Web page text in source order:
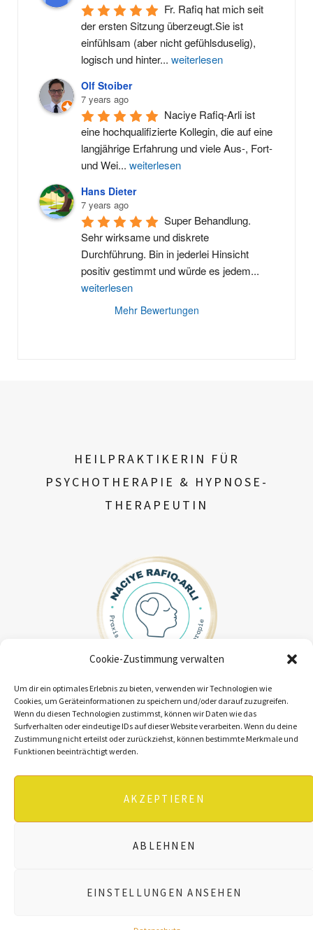
Cookie-Zustimmung verwalten
Um dir ein optimales Erlebnis zu bieten, verwenden wir Technologien wie
Cookies, um Geräteinformationen zu speichern und/oder darauf zuzugreifen.
Wenn du diesen Technologien zustimmst, können wir Daten wie das
Surfverhalten oder eindeutige IDs auf dieser Website verarbeiten. Wenn du deine
Zustimmung nicht erteilst oder zurückziehst, können bestimmte Merkmale und
Funktionen beeinträchtigt werden.
AKZEPTIEREN
ABLEHNEN
EINSTELLUNGEN ANSEHEN
Fr. Rafiq hat mich seit
der ersten Sitzung überzeugt.Sie ist
einfühlsam (aber nicht gefühlsduselig),
logisch und hinter... weiterlesen
Olf Stoiber
7 years ago
Naciye Rafiq-Arli ist
eine hochqualifizierte Kollegin, die auf eine
langjährige Erfahrung und viele Aus-, Fort-
und Wei... weiterlesen
Hans Dieter
7 years ago
Super Behandlung.
Sehr wirksame und diskrete
Durchführung. Bin in jederlei Hinsicht
positiv gestimmt und würde es jedem...
weiterlesen
Mehr Bewertungen
HEILPRAKTIKERIN FÜR
PSYCHOTHERAPIE & HYPNOSE-
THERAPEUTIN
KONTAKT
DATENSCHUTZ